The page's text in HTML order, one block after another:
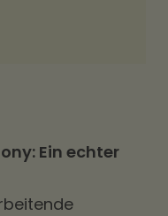
Ein echter